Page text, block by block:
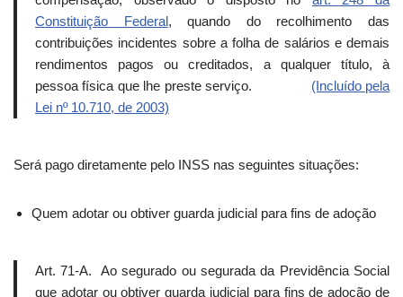
Constituição Federal, quando do recolhimento das
contribuições incidentes sobre a folha de salários e demais
rendimentos pagos ou creditados, a qualquer título, à
pessoa física que lhe preste serviço. (Incluído pela
Lei nº 10.710, de 2003)
Será pago diretamente pelo INSS nas seguintes situações:
Quem adotar ou obtiver guarda judicial para fins de adoção
Art. 71-A. Ao segurado ou segurada da Previdência Social
que adotar ou obtiver guarda judicial para fins de adoção de